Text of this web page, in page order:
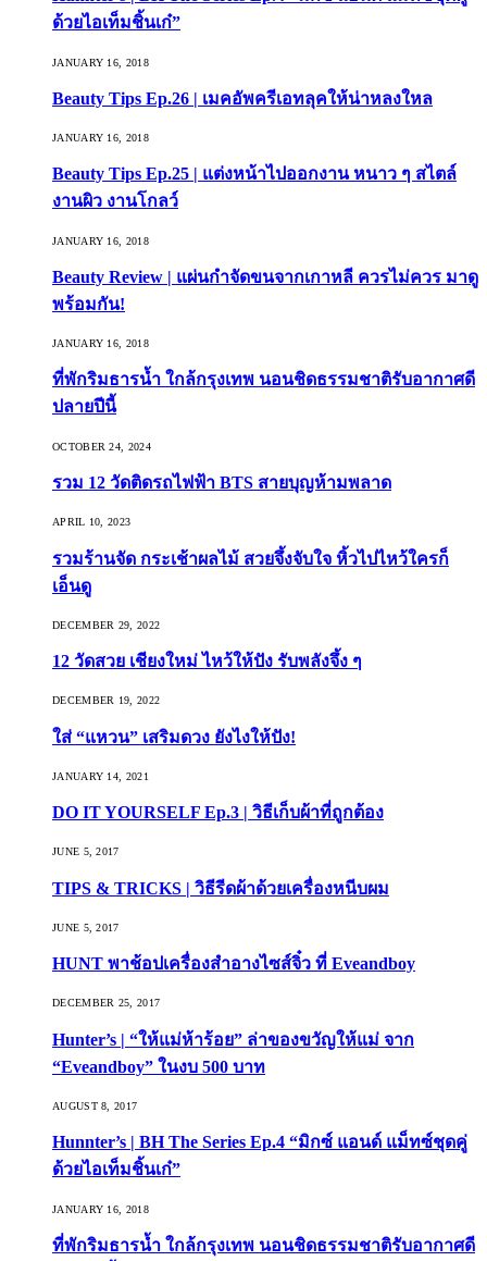
ด้วยไอเท็มชิ้นเก๋”
JANUARY 16, 2018
Beauty Tips Ep.26 | เมคอัพครีเอทลุคให้น่าหลงใหล
JANUARY 16, 2018
Beauty Tips Ep.25 | แต่งหน้าไปออกงาน หนาว ๆ สไตล์
งานผิว งานโกลว์
JANUARY 16, 2018
Beauty Review | แผ่นกำจัดขนจากเกาหลี ควรไม่ควร มาดู
พร้อมกัน!
JANUARY 16, 2018
ที่พักริมธารน้ำ ใกล้กรุงเทพ นอนชิดธรรมชาติรับอากาศดี
ปลายปีนี้
OCTOBER 24, 2024
รวม 12 วัดติดรถไฟฟ้า BTS สายบุญห้ามพลาด
APRIL 10, 2023
รวมร้านจัด กระเช้าผลไม้ สวยจึ้งจับใจ หิ้วไปไหว้ใครก็
เอ็นดู
DECEMBER 29, 2022
12 วัดสวย เชียงใหม่ ไหว้ให้ปัง รับพลังจึ้ง ๆ
DECEMBER 19, 2022
ใส่ “แหวน” เสริมดวง ยังไงให้ปัง!
JANUARY 14, 2021
DO IT YOURSELF Ep.3 | วิธีเก็บผ้าที่ถูกต้อง
JUNE 5, 2017
TIPS & TRICKS | วิธีรีดผ้าด้วยเครื่องหนีบผม
JUNE 5, 2017
HUNT พาช้อปเครื่องสำอางไซส์จิ๋ว ที่ Eveandboy
DECEMBER 25, 2017
Hunter’s | “ให้แม่ห้าร้อย” ล่าของขวัญให้แม่ จาก
“Eveandboy” ในงบ 500 บาท
AUGUST 8, 2017
Hunnter’s | BH The Series Ep.4 “มิกซ์ แอนด์ แม็ทซ์ชุดคู่
ด้วยไอเท็มชิ้นเก๋”
JANUARY 16, 2018
ที่พักริมธารน้ำ ใกล้กรุงเทพ นอนชิดธรรมชาติรับอากาศดี